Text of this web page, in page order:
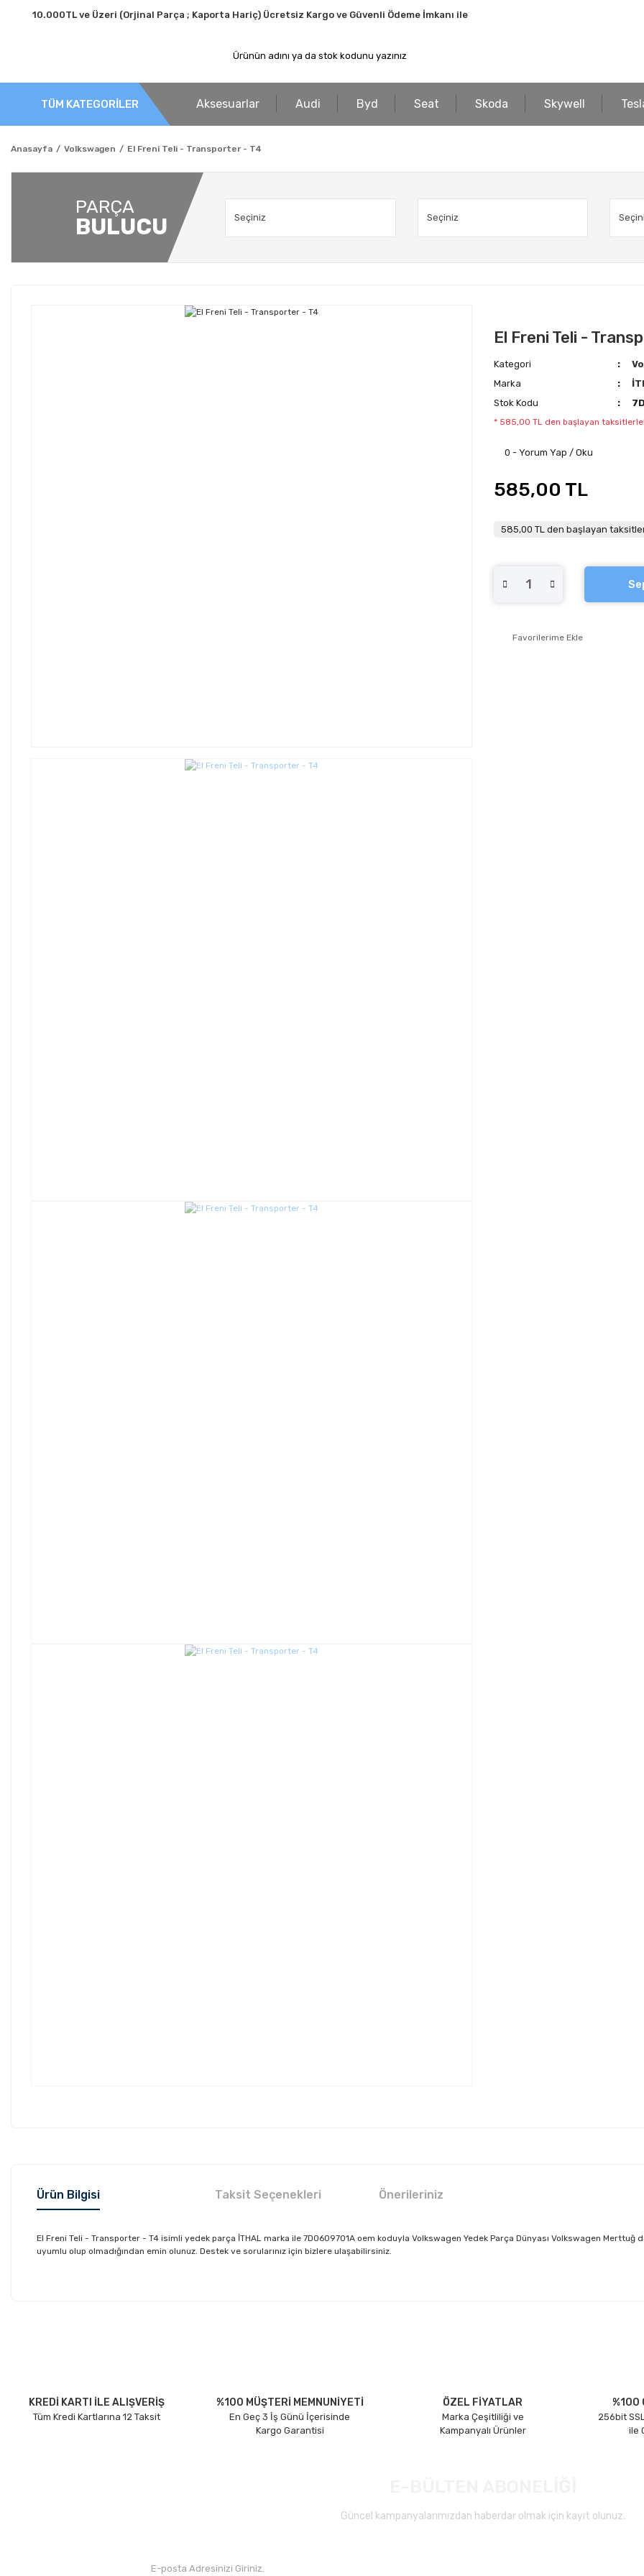
10.000TL ve Üzeri (Orjinal Parça ; Kaporta Hariç) Ücretsiz Kargo ve Güvenli Ödeme İmkanı ile
TÜM KATEGORİLER Aksesuarlar Audi Byd Seat Skoda Skywell
Anasayfa Volkswagen El Freni Teli - Transporter - T4
PARÇA
BULUCU
El Freni Teli -
Kategori
Marka
Stok Kodu
* 585,00 TL den başlayan taksitlerle!
0 - Yorum Yap / Oku
585,00 TL
585,00 TL den başlayan
Ürün Bilgisi Taksit Seçenekleri Önerileriniz
El Freni Teli - Transporter - T4 isimli yedek parça İTHAL marka ile 7D0609701A oem koduyla Volkswagen Yedek Parça Dünyası Volkswagen Merttuğ
uyumlu olup olmadığından emin olunuz. Destek ve sorularınız için bizlere ulaşabilirsiniz.
Ürün bilgilerinde hatalar bulunuyor.
Ürün fiyatı diğer sitelerden daha pahalı.
KREDİ KARTI İLE ALIŞVERİŞ
Tüm Kredi Kartlarına 12 Taksit
%100 MÜŞTERİ MEMNUNİYETİ
En Geç 3 İş Günü İçerisinde
Kargo Garantisi
ÖZEL FİYATLAR
Marka Çeşitliliği ve
Kampanyalı Ürünler
%100
256bit
ile
Güncel kampanyalarımızdan haberdar olmak için kayıt olunuz.